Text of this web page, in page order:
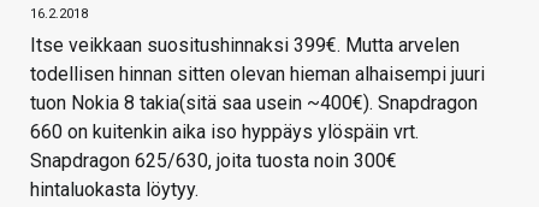
16.2.2018
Itse veikkaan suositushinnaksi 399€. Mutta arvelen
todellisen hinnan sitten olevan hieman alhaisempi juuri
tuon Nokia 8 takia(sitä saa usein ~400€). Snapdragon
660 on kuitenkin aika iso hyppäys ylöspäin vrt.
Snapdragon 625/630, joita tuosta noin 300€
hintaluokasta löytyy.